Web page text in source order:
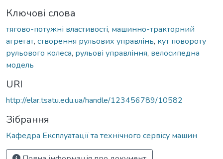
Ключові слова
тягово-потужні властивості, машинно-тракторний
агрегат, створення рульових управлінь, кут повороту
рульового колеса, рульові управління, велосипедна
модель
URI
http://elar.tsatu.edu.ua/handle/123456789/10582
Зібрання
Кафедра Експлуатації та технічного сервісу машин